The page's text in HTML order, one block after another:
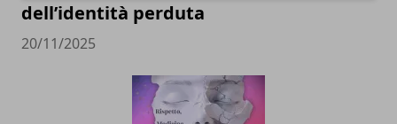
dell’identità perduta
20/11/2025